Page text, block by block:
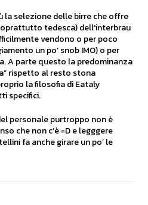
la selezione delle birre che offre
tedesca) dell’interbrau
vendono o per poco
un po’ snob IMO) o per
A parte questo la predominanza
rispetto al resto stona
la filosofia di Eataly
specifici.
personale purtroppo non è
che non c’è =D e legggere
fa anche girare un po’ le